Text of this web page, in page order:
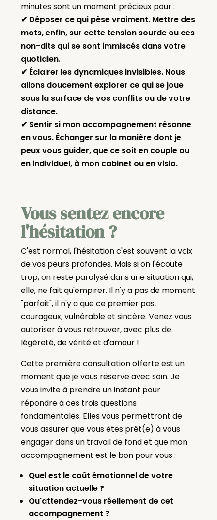
minutes sont un moment précieux pour :
✔ Déposer ce qui pèse vraiment. Mettre des
mots, enfin, sur cette tension sourde ou ces
non-dits qui se sont immiscés dans votre
quotidien.
✔ Éclairer les dynamiques invisibles. Nous
allons doucement explorer ce qui se joue
sous la surface de vos conflits ou de votre
distance.
✔ Sentir si mon accompagnement résonne
en vous. Échanger sur la manière dont je
peux vous guider, que ce soit en couple ou
en individuel, à mon cabinet ou en visio.
Vous sentez encore
l'hésitation ?
C'est normal, l'hésitation c'est souvent la voix
de vos peurs profondes. Mais si on l'écoute
trop, on reste paralysé dans une situation qui,
elle, ne fait qu'empirer. Il n'y a pas de moment
"parfait", il n'y a que ce premier pas,
courageux, vulnérable et sincère. Venez vous
autoriser à vous retrouver, avec plus de
légèreté, de vérité et d'amour !
Cette première consultation offerte est un
moment que je vous réserve avec soin. Je
vous invite à prendre un instant pour
répondre à ces trois questions
fondamentales. Elles vous permettront de
vous assurer que vous êtes prêt(e) à vous
engager dans un travail de fond et que mon
accompagnement est le bon pour vous :
Quel est le coût émotionnel de votre
situation actuelle ?
Qu'attendez-vous réellement de cet
accompagnement ?